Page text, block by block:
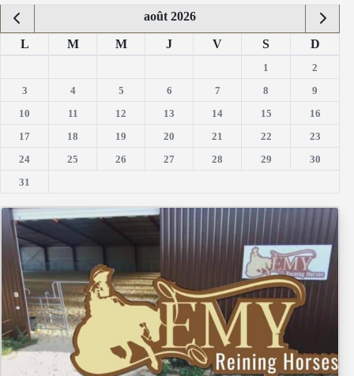
août 2026
L M M J V S D
1
2
3
4 5 6 7 8
9
10
11 12 13 14 15
16
17
18 19 20 21 22
23
24
25 26 27 28 29
30
31